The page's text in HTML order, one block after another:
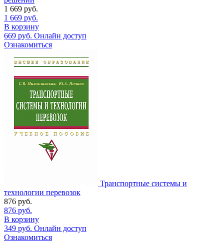
1 669 руб.
1 669 руб.
В корзину
669 руб. Онлайн доступ
Ознакомиться
Транспортные системы и
технологии перевозок
876 руб.
876 руб.
В корзину
349 руб. Онлайн доступ
Ознакомиться